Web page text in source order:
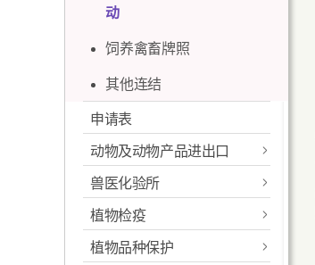
教育物品
教育动画
正确使用抗菌素实
务守则
本地食用动物农场
计数据
动
饲养禽畜牌照
其他连结
申请表
动物及动物产品进出口
进口动物及禽鸟
进口雀鸟及家禽
出口动物及动物产品
动物健康证书
领回抵港动物（香港国际
兽医化验所
我们的角色
联络资料及地图
植物检疫
植物检疫
植物品种保护